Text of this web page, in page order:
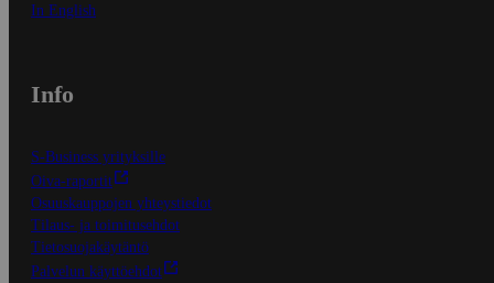
In English
Info
S-Business yrityksille
Oiva-raportit
Osuuskauppojen yhteystiedot
Tilaus- ja toimitusehdot
Tietosuojakäytäntö
Palvelun käyttöehdot